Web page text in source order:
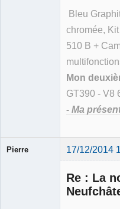
Bleu
chromée,
510 B +
Mon
GT390 - V8
- Ma
Pierre 17/12/2014
Re : La